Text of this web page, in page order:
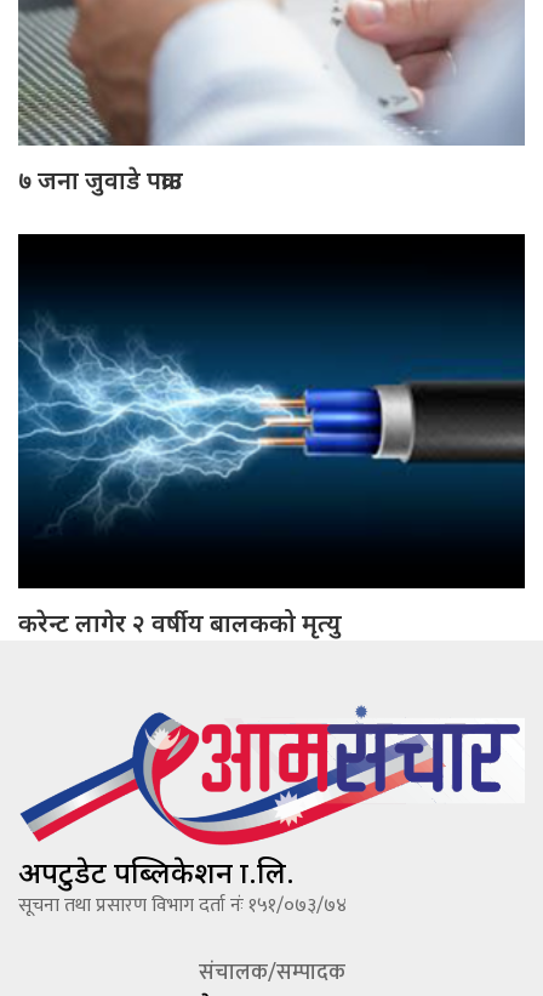
७ जना जुवाडे पक्राउ
करेन्ट लागेर २ वर्षीय बालकको मृत्यु
अपटुडेट पब्लिकेशन प्रा.लि.
सूचना तथा प्रसारण विभाग दर्ता नंः १५१/०७३/७४
संचालक/सम्पादक